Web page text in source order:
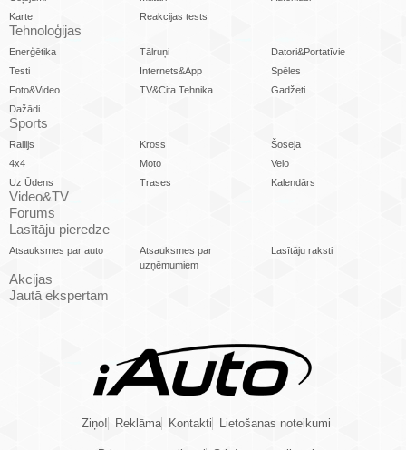
Karte
Reakcijas tests
Tehnoloģijas
Enerģētika Tālruņi
Datori&Portatīvie
Testi
Internets&App
Spēles
Foto&Video
TV&Cita Tehnika
Gadžeti
Dažādi
Sports
Rallijs Kross
Šoseja
4x4
Moto
Velo
Uz Ūdens
Trases Kalendārs
Video&TV
Forums
Lasītāju pieredze
Atsauksmes par auto
Atsauksmes par
uzņēmumiem
Lasītāju raksti
Akcijas
Jautā ekspertam
Ziņo! Reklāma Kontakti Lietošanas noteikumi